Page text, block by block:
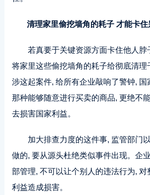
清理家里偷挖墙角的耗子 才能卡
若真要于关键资源方面卡住他人脖
将家里这些偷挖墙角的耗子给彻底清理
涉这起案件, 给所有企业敲响了警钟, 国
那种能够随意进行买卖的商品, 更绝不
去损害国家利益。
加大排查力度的这件事, 监管部门
做的, 要从源头杜绝类似事件出现。企
部管理, 不可以让个别人的违法行为, 对
利益造成损害。